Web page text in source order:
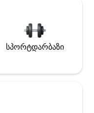
სპორტდარბაზი